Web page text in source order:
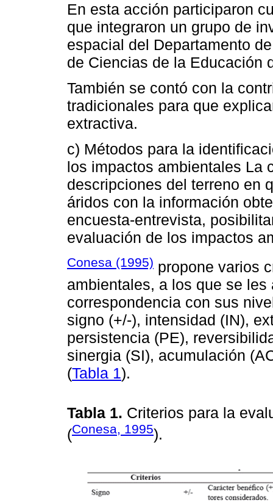
En esta acción participaron
que integraron un grupo de
espacial del Departamento
de Ciencias de la Educación
También se contó con la
tradicionales para que
extractiva.
c) Métodos para la
los impactos ambientales La
descripciones del terreno en
áridos con la información
encuesta-entrevista,
evaluación de los impactos
Conesa (1995) propone varios
ambientales, a los que se
correspondencia con sus
signo (+/-), intensidad (IN),
persistencia (PE),
sinergia (SI), acumulación
(Tabla 1).
Tabla 1. Criterios para la
(Conesa, 1995).